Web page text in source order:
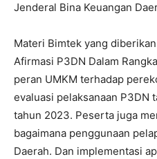
Jenderal Bina Keuangan
Materi Bimtek yang
Afirmasi P3DN Dalam
peran UMKM terhadap
evaluasi pelaksanaan P3DN
tahun 2023. Peserta juga
bagaimana penggunaan
Daerah. Dan implementasi